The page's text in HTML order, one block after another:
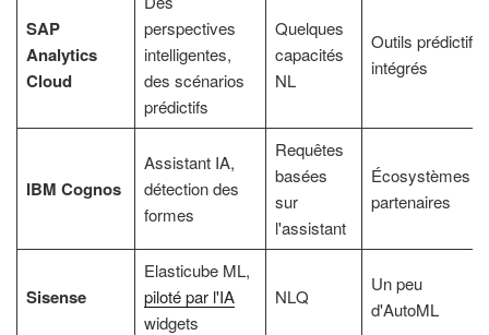
SAP
Analytics
Cloud
perspectives
intelligentes,
des scénarios
prédictifs
Quelques
capacités
NL
Outils prédictifs
intégrés
IBM Cognos
Assistant IA,
détection des
formes
Requêtes
basées
sur
l'assistant
Écosystèmes
partenaires
Sisense
Elasticube ML,
piloté par l'IA
widgets
NLQ
Un peu
d'AutoML